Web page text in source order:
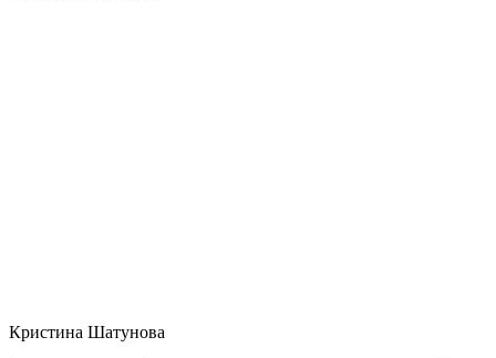
Кристина Шатунова